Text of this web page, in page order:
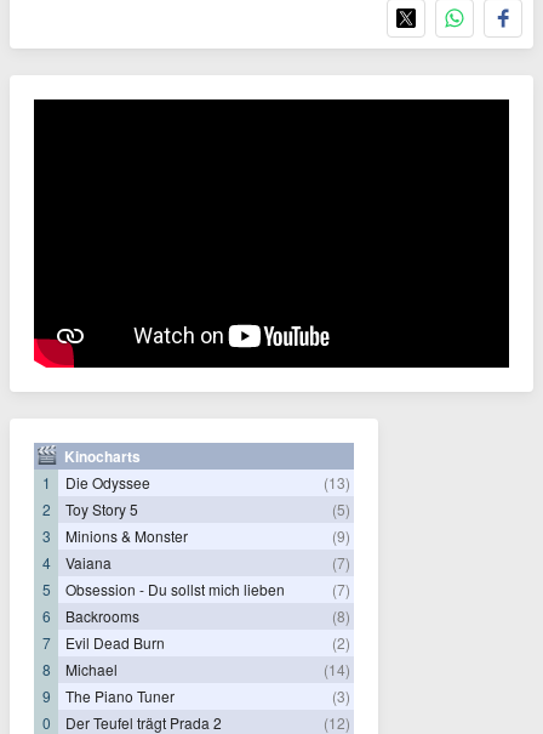
Kinocharts
1 Die Odyssee
(13)
2
Toy Story 5
(5)
3
Minions & Monster
(9)
4
Vaiana
(7)
5
Obsession - Du sollst mich lieben
(7)
6
Backrooms
(8)
7
Evil Dead Burn
(2)
8
Michael
(14)
9
The Piano Tuner
(3)
0
Der Teufel trägt Prada 2 (12)